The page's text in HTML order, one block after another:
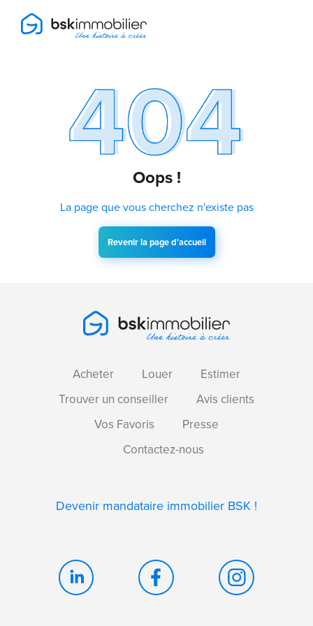
Oops !
La page que vous cherchez n'existe pas
Revenir la page d'accueil
Acheter Louer
Estimer
Trouver un conseiller
Avis clients
Vos Favoris
Presse
Contactez-nous
Devenir mandataire immobilier BSK !